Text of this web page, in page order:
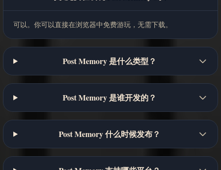
可以。你可以直接在浏览器中免费游玩，无需下载。
Post Memory 是什么类型？
Post Memory 是谁开发的？
Post Memory 什么时候发布？